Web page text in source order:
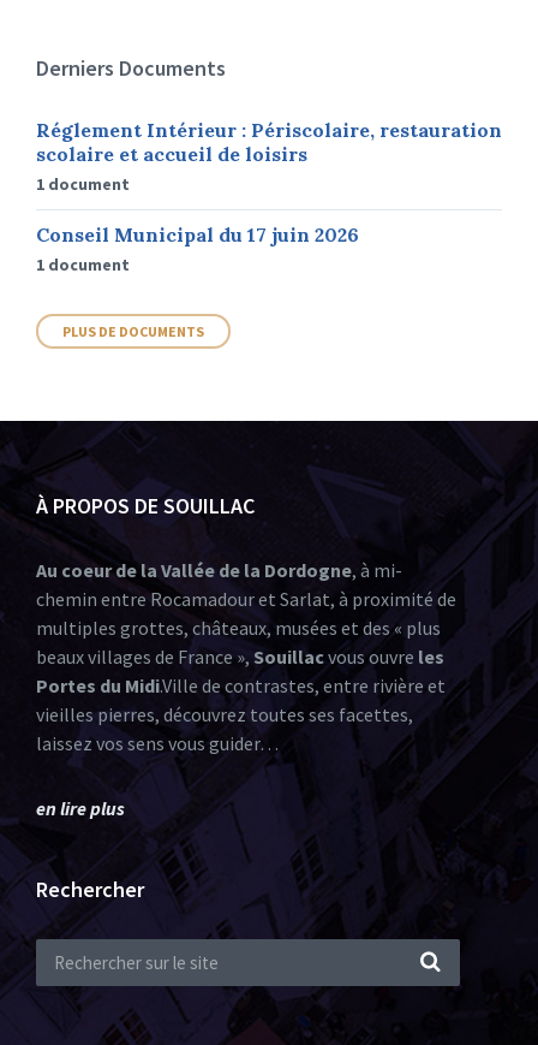
Derniers Documents
Réglement Intérieur : Périscolaire, restauration
scolaire et accueil de loisirs
1 document
Conseil Municipal du 17 juin 2026
1 document
PLUS DE DOCUMENTS
À PROPOS DE SOUILLAC
Au coeur de la Vallée de la Dordogne, à mi-
chemin entre Rocamadour et Sarlat, à proximité de
multiples grottes, châteaux, musées et des « plus
beaux villages de France », Souillacvous ouvre les
Portes du Midi.Ville de contrastes, entre rivière et
vieilles pierres, découvrez toutes ses facettes,
laissez vos sens vous guider…
en lire plus
Rechercher